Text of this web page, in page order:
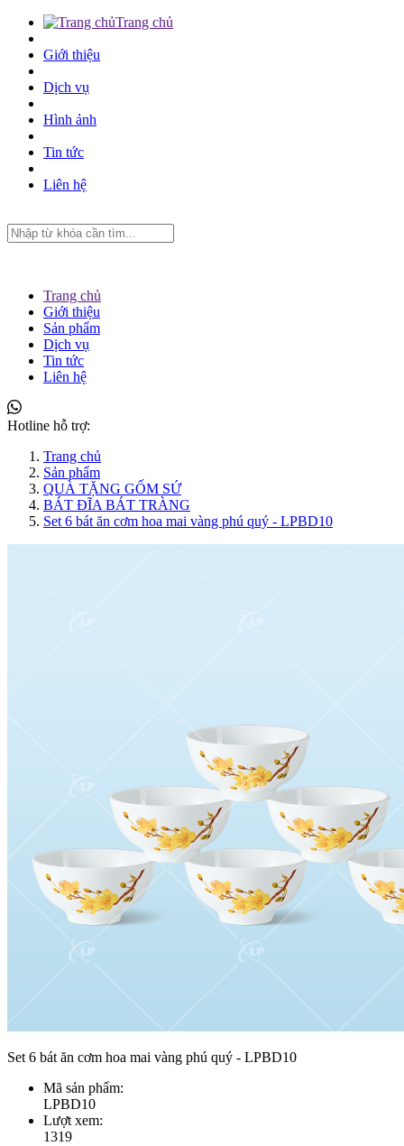
Trang chủ
Giới thiệu
Dịch vụ
Hình ảnh
Tin tức
Liên hệ
Trang chủ
Giới thiệu
Sản phẩm
Dịch vụ
Tin tức
Liên hệ
Hotline hỗ trợ:
Trang chủ
Sản phẩm
QUÀ TẶNG GỐM SỨ
BÁT ĐĨA BÁT TRÀNG
Set 6 bát ăn cơm hoa mai vàng phú quý - LPBD10
Set 6 bát ăn cơm hoa mai vàng phú quý - LPBD10
Mã sản phẩm:
LPBD10
Lượt xem:
1319